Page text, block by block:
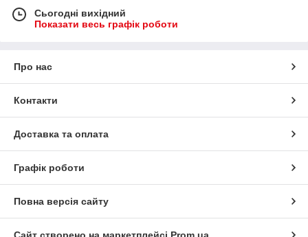
Сьогодні вихідний
Показати весь графік роботи
Про нас
Контакти
Доставка та оплата
Графік роботи
Повна версія сайту